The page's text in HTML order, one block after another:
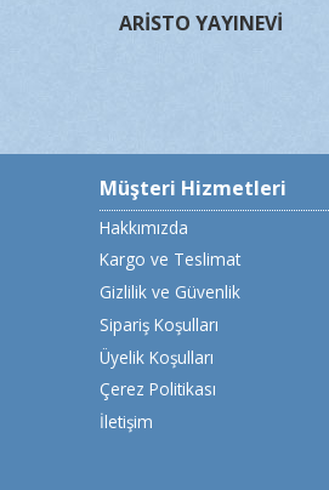
ARİSTO YAYINEVİ
Müşteri Hizmetleri
Hakkımızda
Kargo ve Teslimat
Gizlilik ve Güvenlik
Sipariş Koşulları
Üyelik Koşulları
Çerez Politikası
İletişim